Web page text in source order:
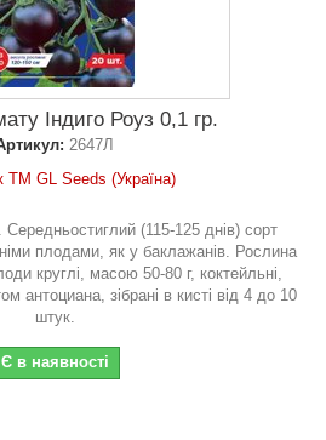
Індиго Роуз 0,1 гр.
2647Л
ТМ GL Seeds (Україна)
Середньостиглий (115-125 днів) сорт
плодами, як у баклажанів. Рослина
круглі, масою 50-80 г, коктейльні,
антоциана, зібрані в кисті від 4 до 10
штук.
Є в наявності